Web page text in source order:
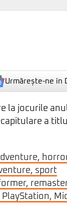
Urmărește-ne in
la jocurile
a
sport